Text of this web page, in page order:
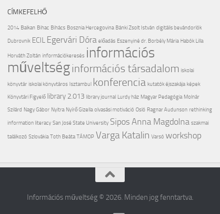
CÍMKEFELHŐ
2014 Balkan Bihac Bihács Bosznia Hercegovina Bánki Zsolt István digitális bevándorlók
Dubrovnik ECIL Egervári Dóra előadás Eszenyiné dr. Borbély Mária Habók Lilla
Horváth Zoltán információkeresés információs
műveltséginformációs társadalom iskolai
könyvtár iskolai könyvtáros Isztambul konferencia kutatók éjszakája képek
Könyvtári Figyelő library 2.013 library journal Lurdy ház Magyar Pedagógia Molnár
Szilárd Nagy Gábor Nyitra Nyírő Gizella olvasási motiváció Osló Ragnar Audunson rethinking
information literacy San José State University Sipos Anna Magdolna szakmai
találkozó Szlovákia Toth Beáta TÁMOP Varga Katalin Varsó workshop
Információs műveltség © 2026. Minden jog fenntartva.